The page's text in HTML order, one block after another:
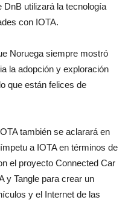
DnB utilizará la tecnología
con IOTA.
Noruega siempre mostró
la adopción y exploración
que están felices de
también se aclarará en
a IOTA en términos de
el proyecto Connected Car
y Tangle para crear un
y el Internet de las